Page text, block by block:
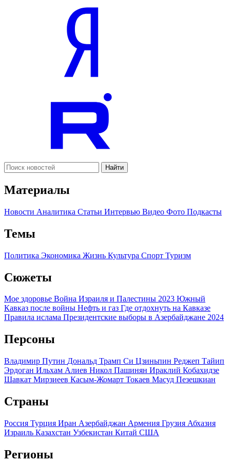
Найти
Материалы
Новости Аналитика Статьи Интервью Видео Фото Подкасты
Темы
Политика Экономика Жизнь Культура Спорт Туризм
Сюжеты
Мое здоровье Война Израиля и Палестины 2023 Южный
Кавказ после войны Нефть и газ Где отдохнуть на Кавказе
Правила ислама Президентские выборы в Азербайджане 2024
Персоны
Владимир Путин Дональд Трамп Си Цзиньпин Реджеп Тайип
Эрдоган Ильхам Алиев Никол Пашинян Ираклий Кобахидзе
Шавкат Мирзиеев Касым-Жомарт Токаев Масуд Пезешкиан
Страны
Россия Турция Иран Азербайджан Армения Грузия Абхазия
Израиль Казахстан Узбекистан Китай США
Регионы